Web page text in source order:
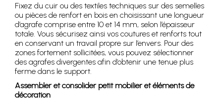
Fixez du cuir ou des textiles techniques sur des semelles
ou pièces de renfort en bois en choisissant une longueur
d’agrafe comprise entre 10 et 14 mm, selon l’épaisseur
totale. Vous sécurisez ainsi vos coutures et renforts tout
en conservant un travail propre sur l’envers. Pour des
zones fortement sollicitées, vous pouvez sélectionner
des agrafes divergentes afin d’obtenir une tenue plus
ferme dans le support.
Assembler et consolider petit mobilier et éléments de
décoration